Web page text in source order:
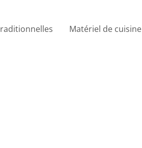
Matériel de cuisine